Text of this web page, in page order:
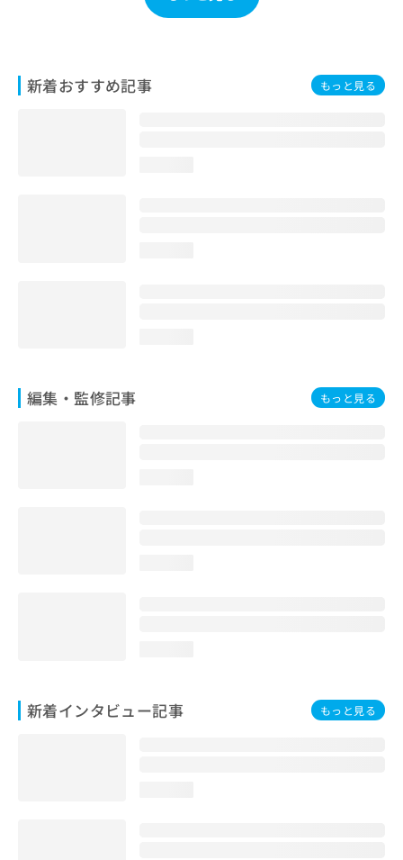
新着おすすめ記事 もっと見る
編集・監修記事 もっと見る
新着インタビュー記事 もっと見る
わ